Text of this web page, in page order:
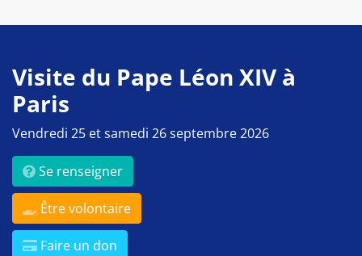
Visite du Pape Léon XIV à
Paris
Vendredi 25 et samedi 26 septembre 2026
Se renseigner
Être volontaire
Faire un don